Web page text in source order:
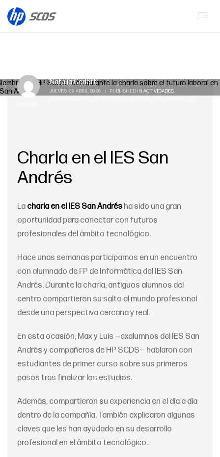
Blog
Natalia Cerletti
JUEVES, 09 ABRIL 2026 / PUBLISHED IN ACTIVIDADES,
COLABORACIONES,DESTACADA EN PORTADA,ESTÁ PASANDO,HP,
Charla en el IES San
Andrés
La charla en el IES San Andrés ha sido una gran
oportunidad para conectar con futuros
profesionales del ámbito tecnológico.
Hace unas semanas participamos en un encuentro
con alumnado de FP de Informática del IES San
Andrés. Durante la charla, antiguos alumnos del
centro compartieron su salto al mundo profesional
desde una perspectiva cercana y real.
En esta ocasión, Max y Luis —exalumnos del IES San
Andrés y compañeros de HP SCDS— hablaron con
estudiantes de primer curso sobre sus primeros
pasos tras finalizar los estudios.
Además, compartieron su experiencia en el día a día
dentro de la compañía. También explicaron algunas
claves que les han ayudado en su desarrollo
profesional en el ámbito tecnológico.